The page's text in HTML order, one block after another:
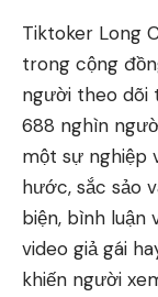
Tiktoker Long
trong cộng
người theo dõi
688 nghìn
một sự nghiệp
hước, sắc sảo
biện, bình luận
video giả gái
khiến người